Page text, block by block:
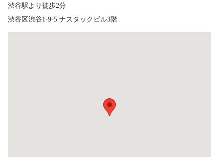
渋谷駅より徒歩2分
渋谷区渋谷1-9-5 ナスタックビル3階